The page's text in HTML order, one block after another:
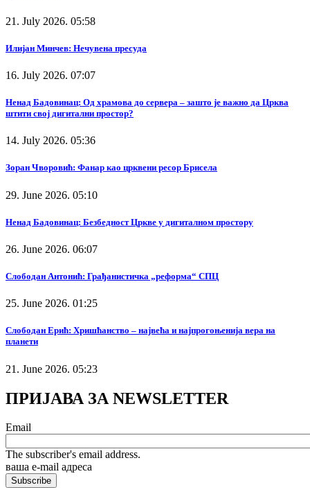
21. July 2026. 05:58
Илијан Минчев: Нечувена пресуда
16. July 2026. 07:07
Ненад Бадовинац: Од храмова до сервера – зашто је важно да Црква
штити свој дигитални простор?
14. July 2026. 05:36
Зоран Чворовић: Фанар као црквени ресор Брисела
29. June 2026. 05:10
Ненад Бадовинац: Безбедност Цркве у дигиталном простору
26. June 2026. 06:07
Слободан Антонић: Грађанистичка „реформа“ СПЦ
25. June 2026. 01:25
Слободан Ерић: Хришћанство – највећа и најпрогоњенија вера на
планети
21. June 2026. 05:23
ПРИЈАВА ЗА NEWSLETTER
Email
The subscriber's email address.
ваша е-mail адреса